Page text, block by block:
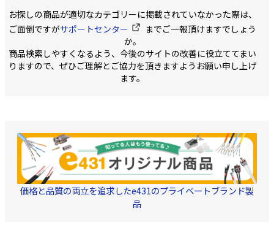
さ:300m 1m毎レングスマ
ーク付 カラー:ブラック
梱包状態:300m巻/リール
単価が安くなります。 カ
ラー ブルー（水色）、ラ
イトグレー（薄灰色）、
レッド（赤色）、イエロ
ー（黄色）、 ホワイト
（白色）、オレンジ（橙
色）、グリーン（緑
色）、ブラック（黒
色） 色数豊富なカラーバ
リエーション展開商品で
す。 取り回しが容易で、
キンクが生じにくいフリ
ーコイル巻梱包を採用し
ております。
用 ・RG6/U用 対応周波
数 DC～
VSWR 1.5以下 内
ブ、ピン、熱収縮
ブ 他社製対応工具
HOZAN P-741
お探しの商品が適切なカテゴリーに掲載されていなかった際は、
ご面倒ですがサポートセンター
までご一報頂けますでしょう
か。
商品検索しやすくなるよう、今後のサイトの改善に役立ててまい
りますので、ぜひご理解とご協力を頂きますようお願い申し上げ
ます。
価格と品質の両立を追求したe431のプライベートブランド製
品